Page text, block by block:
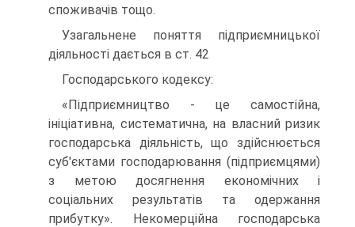
споживачів тощо.
Узагальнене поняття підприємницької
діяльності дається в ст. 42
Господарського кодексу:
«Підприємництво - це самостійна,
ініціативна, систематична, на власний ризик
господарська діяльність, що здійснюється
суб'єктами господарювання (підприємцями)
з метою досягнення економічних і
соціальних результатів та одержання
прибутку». Некомерційна господарська